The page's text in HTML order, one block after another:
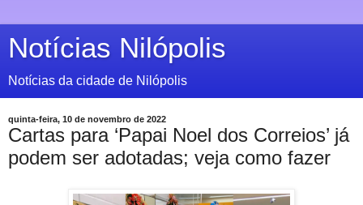
Notícias Nilópolis
Notícias da cidade de Nilópolis
quinta-feira, 10 de novembro de 2022
Cartas para ‘Papai Noel dos Correios’ já
podem ser adotadas; veja como fazer